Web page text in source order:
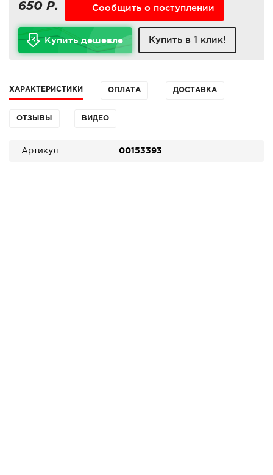
650 Р. Сообщить о поступлении
Купить дешевле Купить в 1 клик!
ХАРАКТЕРИСТИКИ ОПЛАТА ДОСТАВКА
ОТЗЫВЫ ВИДЕО
Артикул 00153393